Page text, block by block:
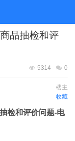
品抽检和评
0
5314
楼主
收藏
检和评价问题-电